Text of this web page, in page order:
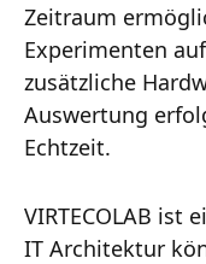
Zeitraum
Experimenten
zusätzliche
Auswertung
Echtzeit.
VIRTECOLAB ist
IT Architektur